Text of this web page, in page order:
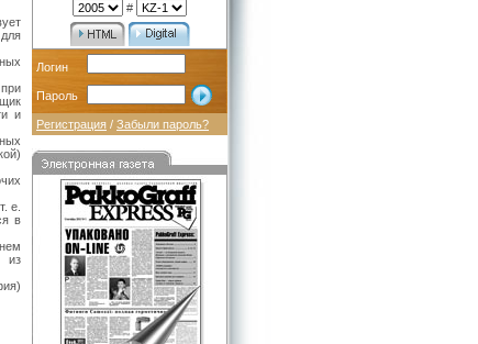
и
е.
в
из
#
Логин
Пароль
Регистрация / Забыли пароль?